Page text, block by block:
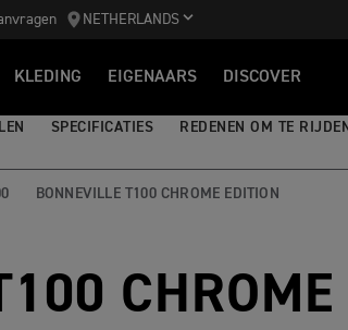
NETHERLANDS
KLEDING EIGENAARS DISCOVER
SPECIFICATIES REDENEN OM TE RIJDEN
BONNEVILLE T100 CHROME EDITION